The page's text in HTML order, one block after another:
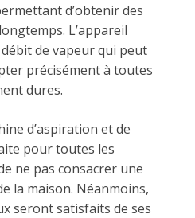
d’obtenir des
L’appareil
de vapeur qui peut
précisément à toutes
dures.
d’aspiration et de
pour toutes les
ne pas consacrer une
la maison. Néanmoins,
seront satisfaits de ses